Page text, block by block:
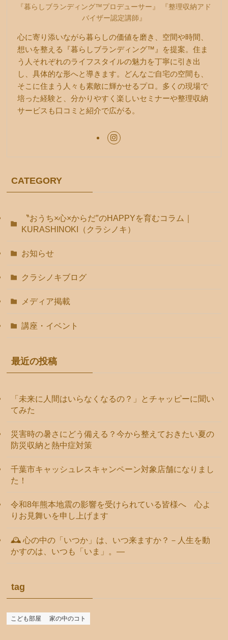
『暮らしブランディング™プロデューサー』 『整理収納アド
バイザー認定講師』
心に寄り添いながら暮らしの価値を磨き、空間や時間、
想いを整える『暮らしブランディング™』を提案。住ま
う人それぞれのライフスタイルの魅力を丁寧に引き出
し、具体的な形へと導きます。どんなご自宅の空間も、
そこに住まう人々も素敵に輝かせるプロ。多くの現場で
培った経験と、分かりやすく楽しいセミナーや整理収納
サービスも口コミと紹介で広がる。
CATEGORY
〝おうち×心×からだ″のHAPPYを育むコラム｜
KURASHINOKI（クラシノキ）
お知らせ
クラシノキブログ
メディア掲載
講座・イベント
最近の投稿
「未来に人間はいらなくなるの？」とチャッピーに聞い
てみた
災害時の暑さにどう備える？今から整えておきたい夏の
防災収納と熱中症対策
千葉市キャッシュレスキャンペーン対象店舗になりまし
た！
令和8年熊本地震の影響を受けられている皆様へ 心よ
りお見舞いを申し上げます
🕰️ 心の中の「いつか」は、いつ来ますか？－人生を動
かすのは、いつも「いま」。―
tag
こども部屋 家の中のコト